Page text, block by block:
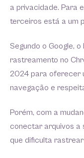
a privacidade. Para
terceiros está a um
Segundo o Google,
rastreamento no
2024 para oferecer
navegação e
Porém, com a
conectar arquivos a
que dificulta